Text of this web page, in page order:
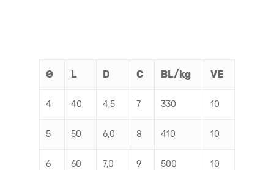
Ø L D C BL/kg VE
4 40 4,5 7 330 10
5 50 6,0 8 410 10
6 60 7,0 9 500 10